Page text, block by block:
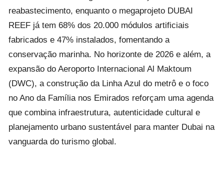
reabastecimento, enquanto o megaprojeto DUBAI
REEF já tem 68% dos 20.000 módulos artificiais
fabricados e 47% instalados, fomentando a
conservação marinha. No horizonte de 2026 e além, a
expansão do Aeroporto Internacional Al Maktoum
(DWC), a construção da Linha Azul do metrô e o foco
no Ano da Família nos Emirados reforçam uma agenda
que combina infraestrutura, autenticidade cultural e
planejamento urbano sustentável para manter Dubai na
vanguarda do turismo global.